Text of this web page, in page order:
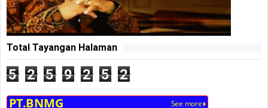
Total Tayangan Halaman
5 2 5 9 2 5 2